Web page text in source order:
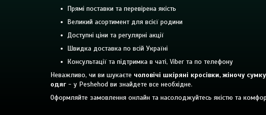
Прямі поставки та перевірена якість
Великий асортимент для всієї родини
Доступні ціни та регулярні акції
Швидка доставка по всій Україні
Консультації та підтримка в чаті, Viber та по телефону
Неважливо, чи ви шукаєте чоловічі шкіряні кросівки, жіночу
одяг - у Peshehod ви знайдете все необхідне.
Оформляйте замовлення онлайн та насолоджуйтесь якістю та